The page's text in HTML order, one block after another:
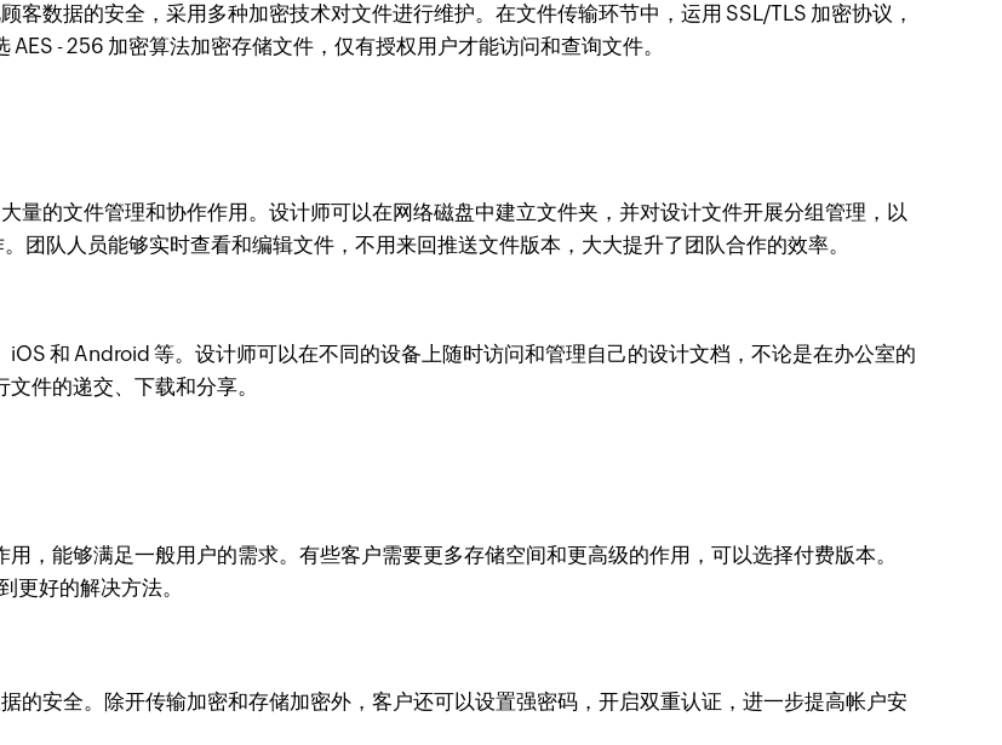
数据的安全，采用多种加密技术对文件进行维护。在文件传输环节中，运用 SSL/TLS 加密协议，
- 256 加密算法加密存储文件，仅有授权用户才能访问和查询文件。
量的文件管理和协作作用。设计师可以在网络磁盘中建立文件夹，并对设计文件开展分组管理，以
团队人员能够实时查看和编辑文件，不用来回推送文件版本，大大提升了团队合作的效率。
和 Android 等。设计师可以在不同的设备上随时访问和管理自己的设计文档，不论是在办公室的
件的递交、下载和分享。
，能够满足一般用户的需求。有些客户需要更多存储空间和更高级的作用，可以选择付费版本。
更好的解决方法。
的安全。除开传输加密和存储加密外，客户还可以设置强密码，开启双重认证，进一步提高帐户安